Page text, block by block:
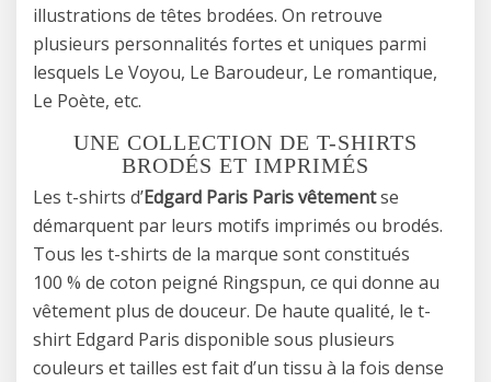
illustrations de têtes brodées. On retrouve
plusieurs personnalités fortes et uniques parmi
lesquels Le Voyou, Le Baroudeur, Le romantique,
Le Poète, etc.
UNE COLLECTION DE T-SHIRTS
BRODÉS ET IMPRIMÉS
Les t-shirts d’Edgard Paris Paris vêtementse
démarquent par leurs motifs imprimés ou brodés.
Tous les t-shirts de la marque sont constitués
100 % de coton peigné Ringspun, ce qui donne au
vêtement plus de douceur. De haute qualité, le t-
shirt Edgard Paris disponible sous plusieurs
couleurs et tailles est fait d’un tissu à la fois dense